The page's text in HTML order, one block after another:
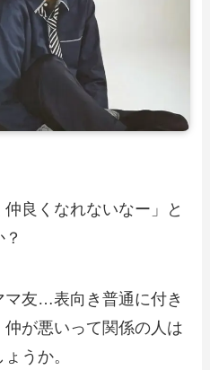
良くなれないなー」と
マ友…表向き普通に付き
が悪いって関係の人は
うか。